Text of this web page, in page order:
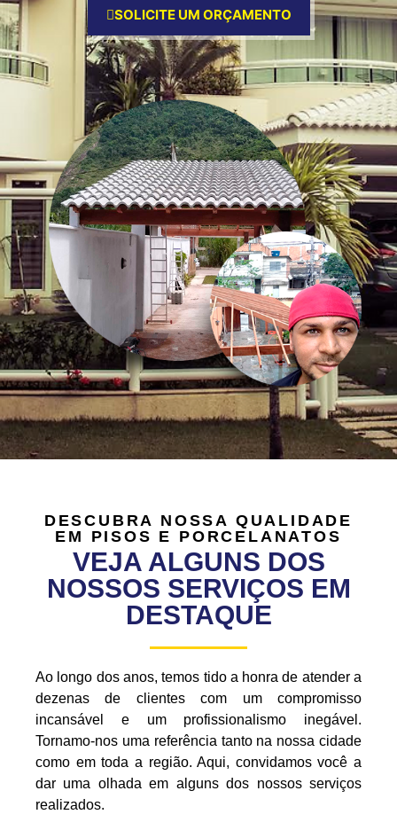
SOLICITE UM ORÇAMENTO
DESCUBRA NOSSA QUALIDADE
EM PISOS E PORCELANATOS
VEJA ALGUNS DOS
NOSSOS SERVIÇOS EM
DESTAQUE
Ao longo dos anos, temos tido a honra de atender a
dezenas de clientes com um compromisso
incansável e um profissionalismo inegável.
Tornamo-nos uma referência tanto na nossa cidade
como em toda a região. Aqui, convidamos você a
dar uma olhada em alguns dos nossos serviços
realizados.